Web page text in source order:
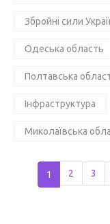
Збройні сили
Одеська область
Полтавська
Інфраструктура
Миколаївська
1 2 3